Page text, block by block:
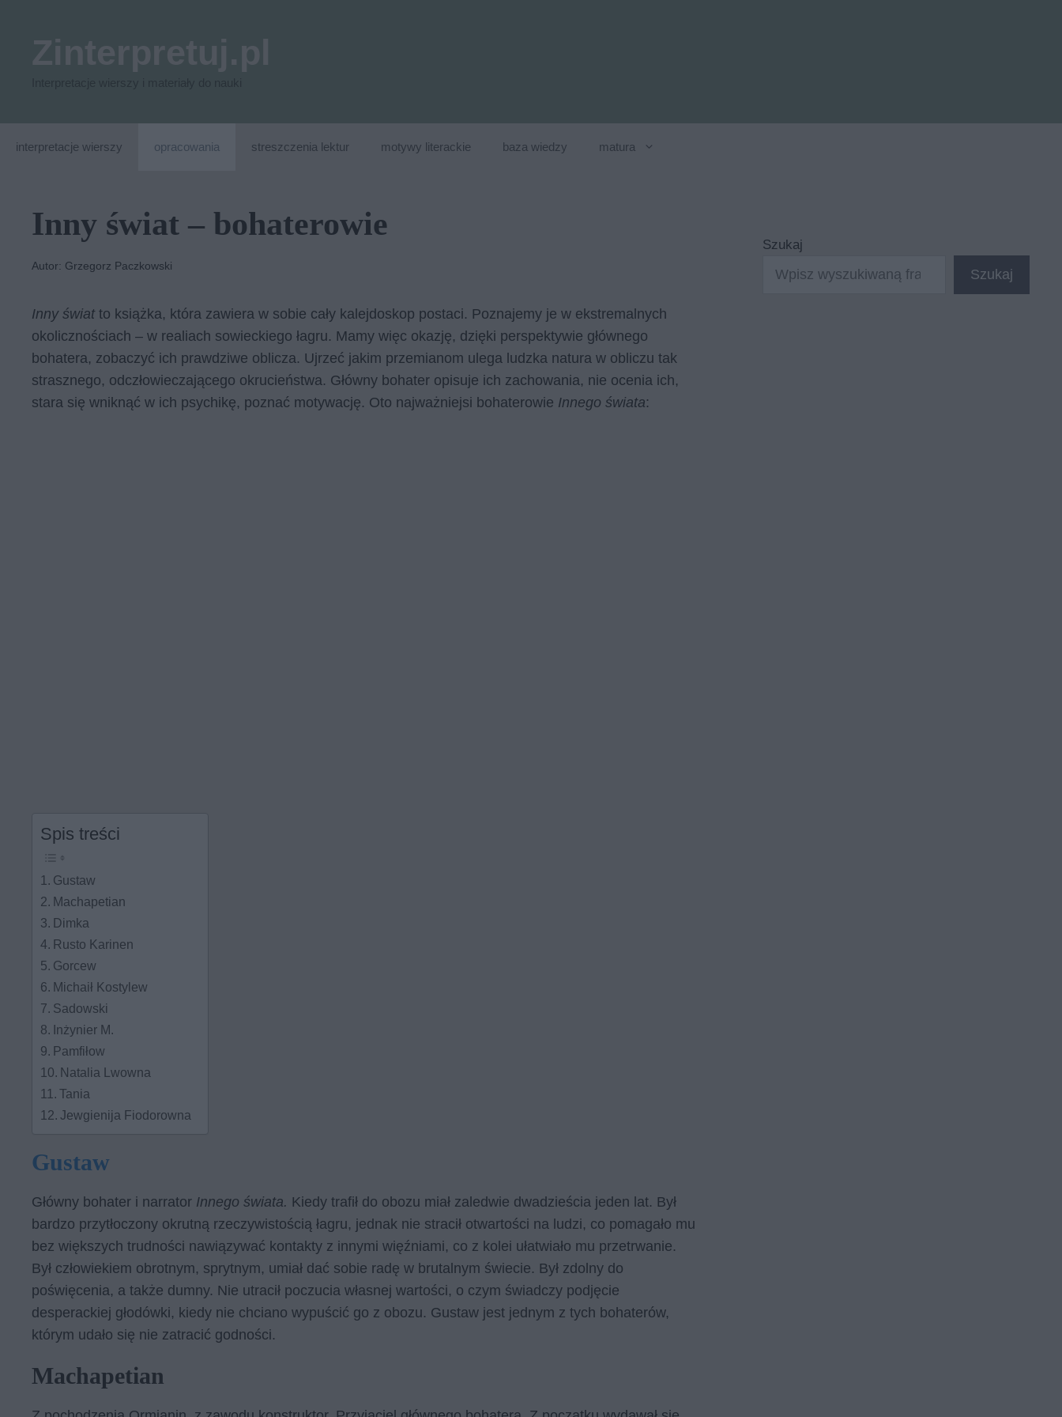
interpretacje wierszy opracowania streszczenia lektur motywy literackie baza wiedzy matura
Inny świat – bohaterowie
Autor: Grzegorz Paczkowski
Inny świat to książka, która zawiera w sobie cały kalejdoskop postaci. Poznajemy je w ekstremalnych
okolicznościach – w realiach sowieckiego łagru. Mamy więc okazję, dzięki perspektywie głównego
bohatera, zobaczyć ich prawdziwe oblicza. Ujrzeć jakim przemianom ulega ludzka natura w obliczu tak
strasznego, odczłowieczającego okrucieństwa. Główny bohater opisuje ich zachowania, nie ocenia ich,
stara się wniknąć w ich psychikę, poznać motywację. Oto najważniejsi bohaterowie Innego świata:
Spis treści
Gustaw
Machapetian
Dimka
Rusto Karinen
Gorcew
Michaił Kostylew
Sadowski
Inżynier M.
Pamfiłow
Natalia Lwowna
Tania
Jewgienija Fiodorowna
Gustaw
Główny bohater i narrator Innego świata. Kiedy trafił do obozu miał zaledwie dwadzieścia jeden lat. Był
bardzo przytłoczony okrutną rzeczywistością łagru, jednak nie stracił otwartości na ludzi, co pomagało mu
bez większych trudności nawiązywać kontakty z innymi więźniami, co z kolei ułatwiało mu przetrwanie.
Był człowiekiem obrotnym, sprytnym, umiał dać sobie radę w brutalnym świecie. Był zdolny do
poświęcenia, a także dumny. Nie utracił poczucia własnej wartości, o czym świadczy podjęcie
desperackiej głodówki, kiedy nie chciano wypuścić go z obozu. Gustaw jest jednym z tych bohaterów,
którym udało się nie zatracić godności.
Machapetian
Szukaj
Szukaj